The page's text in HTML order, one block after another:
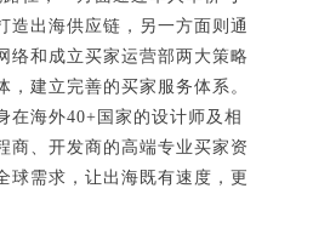
造出海供应链，另一方面则通
络和成立买家运营部两大策略
，建立完善的买家服务体系。
在海外40+国家的设计师及相
商、开发商的高端专业买家资
球需求，让出海既有速度，更